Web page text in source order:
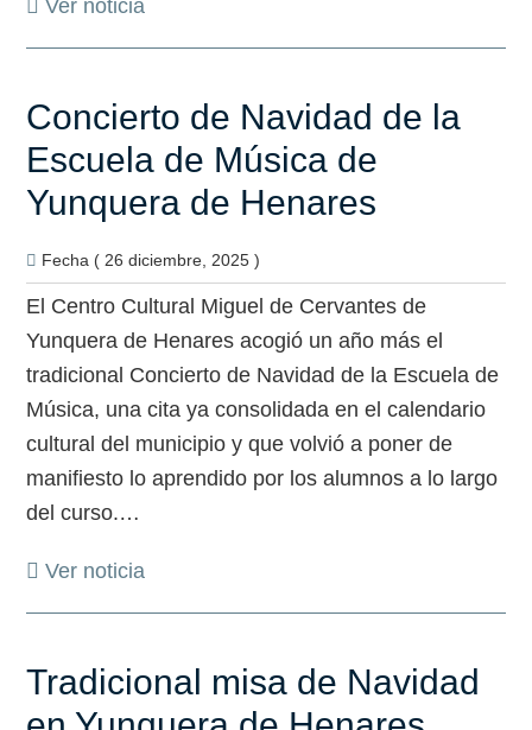
Ver noticia
Concierto de Navidad de la
Escuela de Música de
Yunquera de Henares
Fecha ( 26 diciembre, 2025 )
El Centro Cultural Miguel de Cervantes de
Yunquera de Henares acogió un año más el
tradicional Concierto de Navidad de la Escuela de
Música, una cita ya consolidada en el calendario
cultural del municipio y que volvió a poner de
manifiesto lo aprendido por los alumnos a lo largo
del curso.…
Ver noticia
Tradicional misa de Navidad